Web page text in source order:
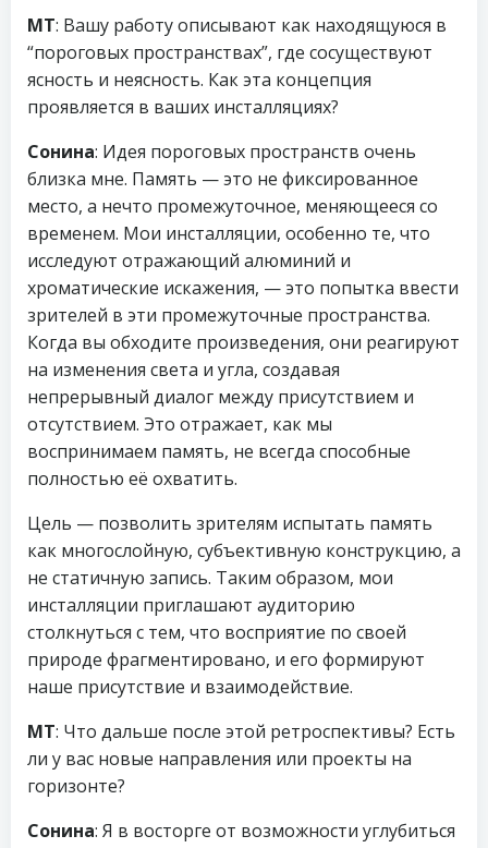
МТ: Вашу работу описывают как находящуюся в
“пороговых пространствах”, где сосуществуют
ясность и неясность. Как эта концепция
проявляется в ваших инсталляциях?
Сонина: Идея пороговых пространств очень
близка мне. Память — это не фиксированное
место, а нечто промежуточное, меняющееся со
временем. Мои инсталляции, особенно те, что
исследуют отражающий алюминий и
хроматические искажения, — это попытка ввести
зрителей в эти промежуточные пространства.
Когда вы обходите произведения, они реагируют
на изменения света и угла, создавая
непрерывный диалог между присутствием и
отсутствием. Это отражает, как мы
воспринимаем память, не всегда способные
полностью её охватить.
Цель — позволить зрителям испытать память
как многослойную, субъективную конструкцию, а
не статичную запись. Таким образом, мои
инсталляции приглашают аудиторию
столкнуться с тем, что восприятие по своей
природе фрагментировано, и его формируют
наше присутствие и взаимодействие.
МТ: Что дальше после этой ретроспективы? Есть
ли у вас новые направления или проекты на
горизонте?
Сонина: Я в восторге от возможности углубиться